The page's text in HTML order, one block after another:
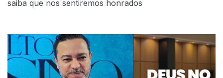
saiba que nos sentiremos honrados